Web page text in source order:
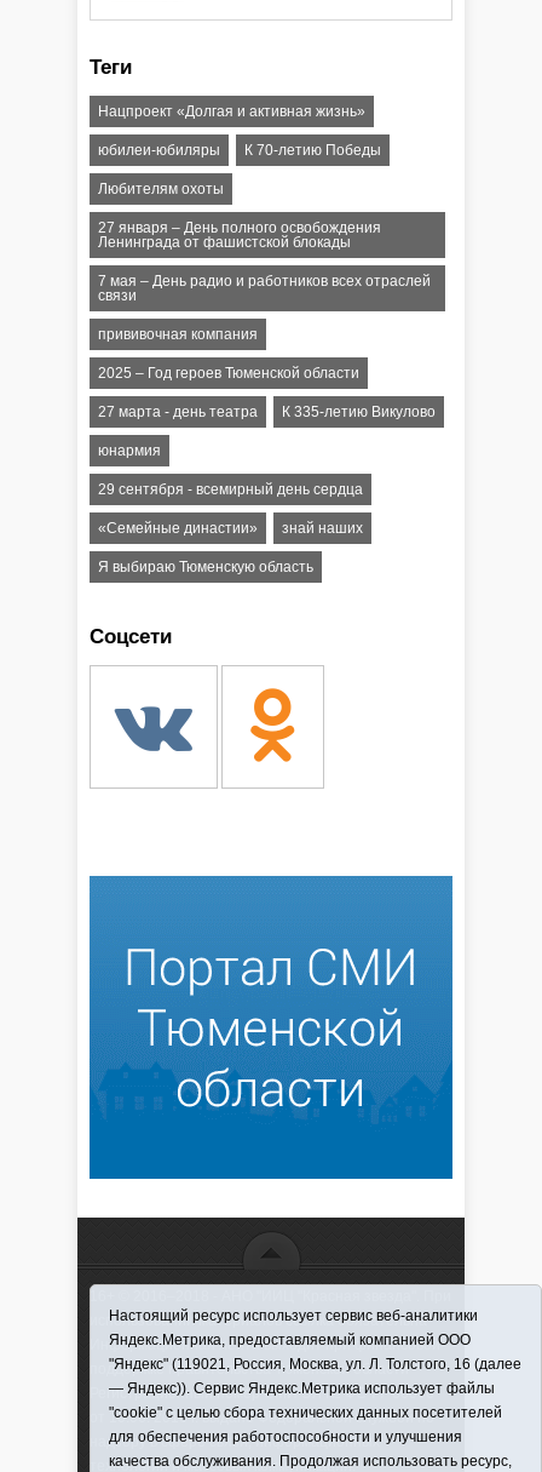
Теги
Нацпроект «Долгая и активная жизнь»
юбилеи-юбиляры К 70-летию Победы
Любителям охоты
27 января – День полного освобождения
Ленинграда от фашистской блокады
7 мая – День радио и работников всех отраслей
связи
прививочная компания
2025 – Год героев Тюменской области
27 марта - день театра К 335-летию Викулово
юнармия
29 сентября - всемирный день сердца
«Семейные династии» знай наших
Я выбираю Тюменскую область
Соцсети
использовании материалов ссылка обязательна
Информационная лента выходит при финансовой
поддержке правительства Тюменской области
Регистрационный номер СМИ ЭЛ № ФС 77-66066
от 10.06. 2016 г. выдано Федеральной службой по
надзору в сфере связи, информационных
технологий и массовых коммуникаций.
Настоящий ресурс использует сервис веб-аналитики
Яндекс.Метрика, предоставляемый компанией ООО
"Яндекс" (119021, Россия, Москва, ул. Л. Толстого, 16 (далее
— Яндекс)). Сервис Яндекс.Метрика использует файлы
"cookie" с целью сбора технических данных посетителей
для обеспечения работоспособности и улучшения
качества обслуживания. Продолжая использовать ресурс,